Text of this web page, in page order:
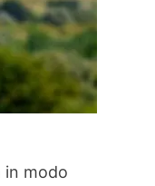
in modo